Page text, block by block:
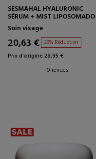
SESMAHAL HYALURONIC
SÉRUM + MIST LIPOSOMADO
Soin visage
20,63 € 29% Réduction
Prix d'origine 28,95 €
0 revues